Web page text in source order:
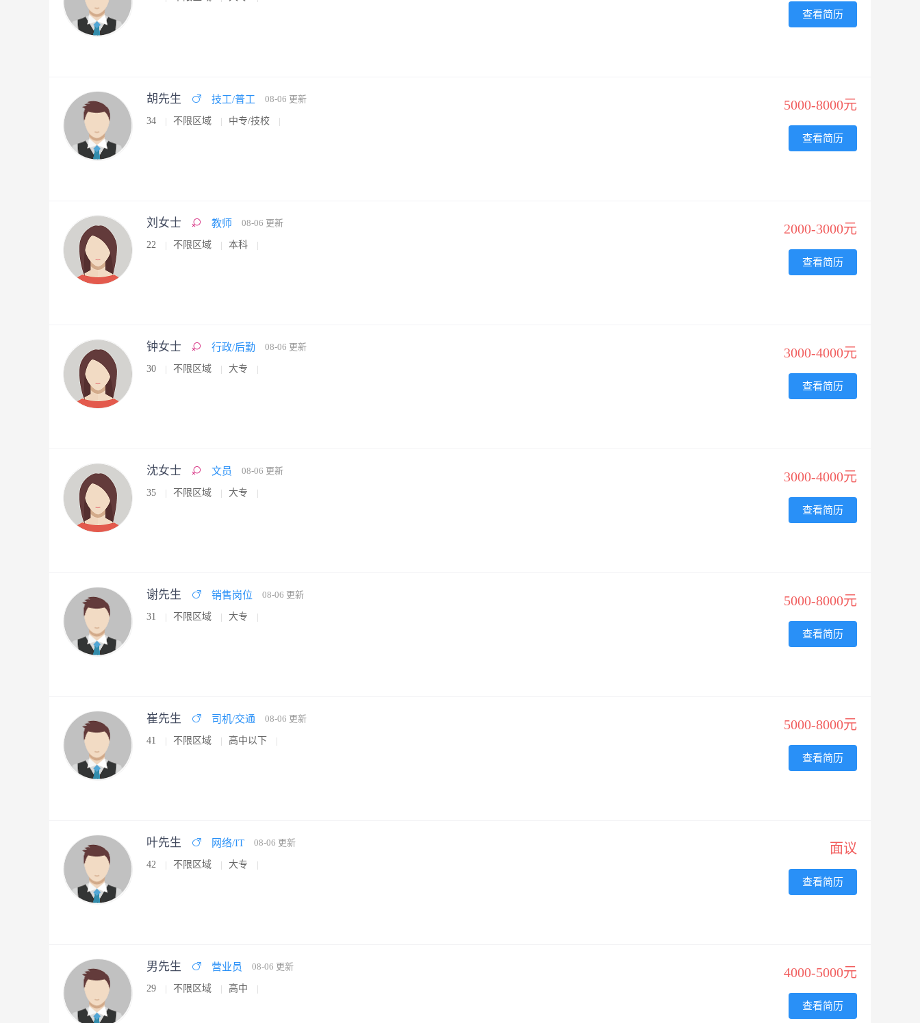
查看简历
胡先生 技工/普工 08-06 更新
34 不限区域 中专/技校
5000-8000元
查看简历
刘女士 教师 08-06 更新
22 不限区域 本科
2000-3000元
查看简历
钟女士 行政/后勤 08-06 更新
30 不限区域 大专
3000-4000元
查看简历
沈女士 文员 08-06 更新
35 不限区域 大专
3000-4000元
查看简历
谢先生 销售岗位 08-06 更新
31 不限区域 大专
5000-8000元
查看简历
崔先生 司机/交通 08-06 更新
41 不限区域 高中以下
5000-8000元
查看简历
叶先生 网络/IT 08-06 更新
42 不限区域 大专
面议
查看简历
男先生 营业员 08-06 更新
29 不限区域 高中
4000-5000元
查看简历